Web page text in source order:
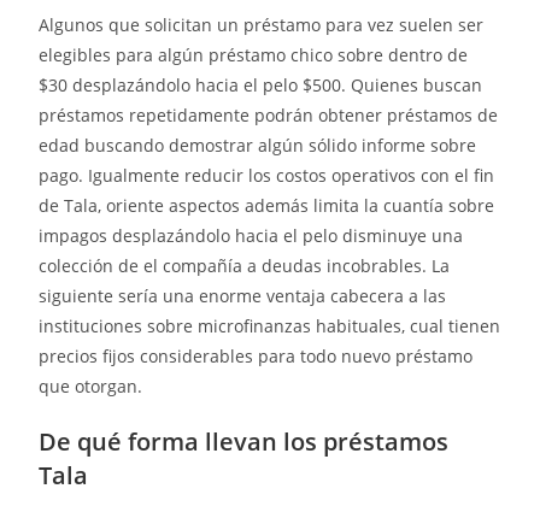
Algunos que solicitan un préstamo para vez suelen ser
elegibles para algún préstamo chico sobre dentro de
$30 desplazándolo hacia el pelo $500. Quienes buscan
préstamos repetidamente podrán obtener préstamos de
edad buscando demostrar algún sólido informe sobre
pago. Igualmente reducir los costos operativos con el fin
de Tala, oriente aspectos además limita la cuantía sobre
impagos desplazándolo hacia el pelo disminuye una
colección de el compañía a deudas incobrables. La
siguiente sería una enorme ventaja cabecera a las
instituciones sobre microfinanzas habituales, cual tienen
precios fijos considerables para todo nuevo préstamo
que otorgan.
De qué forma llevan los préstamos
Tala